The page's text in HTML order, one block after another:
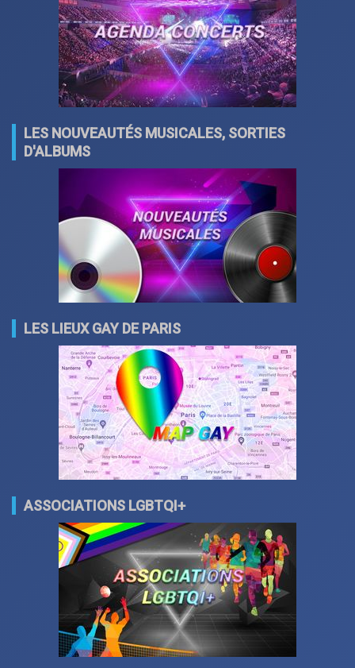
LES NOUVEAUTÉS MUSICALES, SORTIES
D'ALBUMS
LES LIEUX GAY DE PARIS
ASSOCIATIONS LGBTQI+